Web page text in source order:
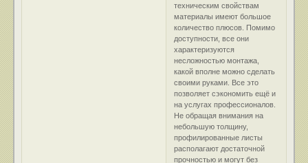
техническим свойствам
материалы имеют большое
количество плюсов. Помимо
доступности, все они
характеризуются
несложностью монтажа,
какой вполне можно сделать
своими руками. Все это
позволяет сэкономить ещё и
на услугах профессионалов.
Не обращая внимания на
небольшую толщину,
профилированные листы
располагают достаточной
прочностью и могут без